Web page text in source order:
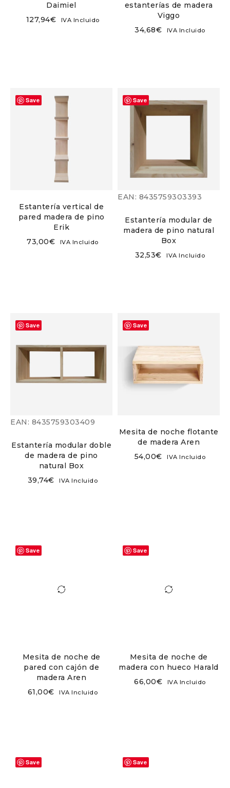
Daimiel
127,94€ IVA Incluido
estanterías de madera
Viggo
34,68€ IVA Incluido
Save
Estantería vertical de
pared madera de pino
Erik
73,00€ IVA Incluido
Save
EAN: 8435759303393
Estantería modular de
madera de pino natural
Box
32,53€ IVA Incluido
Save
EAN: 8435759303409
Estantería modular doble
de madera de pino
natural Box
39,74€ IVA Incluido
Save
Mesita de noche flotante
de madera Aren
54,00€ IVA Incluido
Save
Mesita de noche de
pared con cajón de
madera Aren
61,00€ IVA Incluido
Save
Mesita de noche de
madera con hueco Harald
66,00€ IVA Incluido
Save Save